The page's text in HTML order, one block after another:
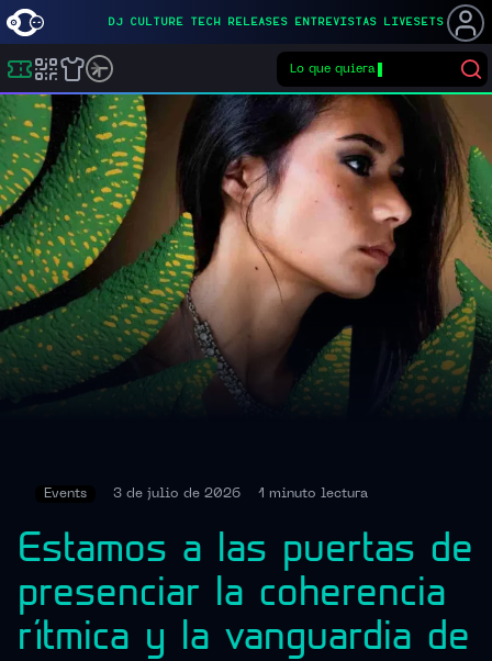
DJ CULTURE TECH RELEASES ENTREVISTAS LIVESETS
Lo que quieras
Buscar eventos
Events 3 de julio de 2026 1 minuto lectura
Estamos a las puertas de
presenciar la coherencia
rítmica y la vanguardia de